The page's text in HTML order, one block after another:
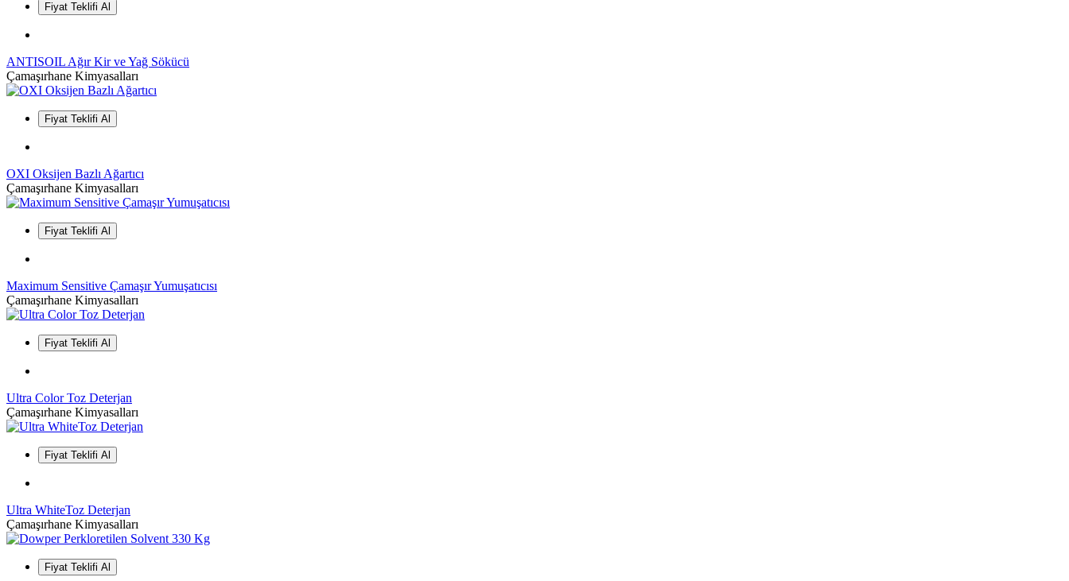
Fiyat Teklifi Al
ANTISOIL Ağır Kir ve Yağ Sökücü
Çamaşırhane Kimyasalları
Fiyat Teklifi Al
OXI Oksijen Bazlı Ağartıcı
Çamaşırhane Kimyasalları
Fiyat Teklifi Al
Maximum Sensitive Çamaşır Yumuşatıcısı
Çamaşırhane Kimyasalları
Fiyat Teklifi Al
Ultra Color Toz Deterjan
Çamaşırhane Kimyasalları
Fiyat Teklifi Al
Ultra WhiteToz Deterjan
Çamaşırhane Kimyasalları
Fiyat Teklifi Al